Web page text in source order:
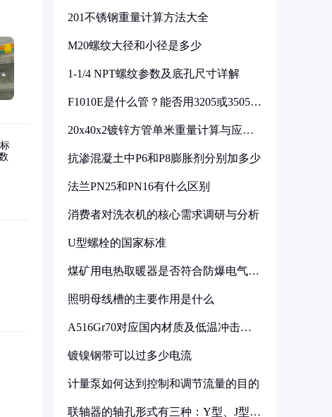
201不锈钢重量计算方法大全
M20螺纹大径和小径是多少
1-1/4 NPT螺纹参数及底孔尺寸详解
F1010E是什么管？能否用3205或3505代
20x40x2镀锌方管单米重量计算与应用
抗渗混凝土中P6和P8膨胀剂分别加多少
法兰PN25和PN16有什么区别
消费者对洗衣机的核心需求调研与分析
U型螺栓的国家标准
煤矿用电热取暖器是否符合防爆电气设
照明母线槽的主要作用是什么
A516Gr70对应国内材质及低温冲击要
镀镍钢带可以过多少电流
计量泵如何达到控制和调节流量的目的
联轴器的轴孔形式有三种：Y型、J型、